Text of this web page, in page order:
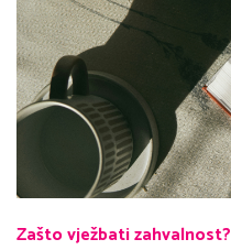
Zašto vježbati zahvalnost?